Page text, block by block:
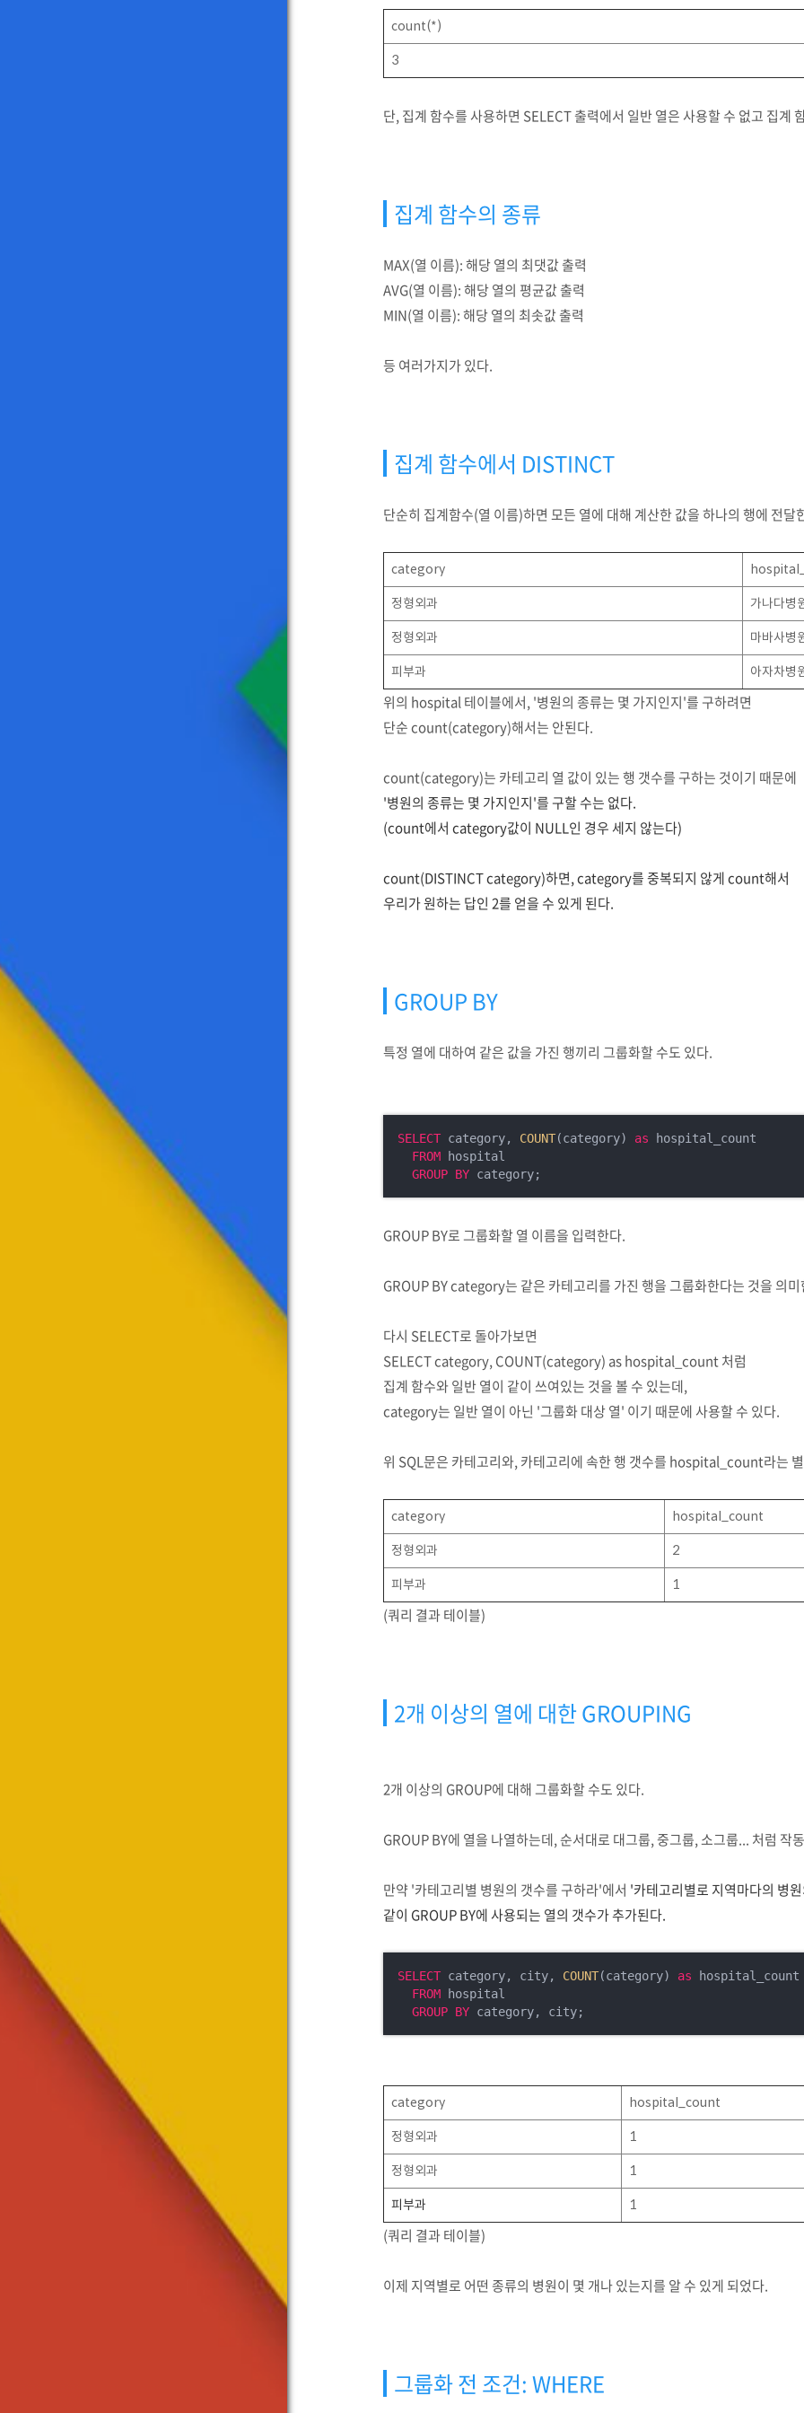
count(*)
3
단, 집계 함수를 사용하면 SELECT 출력에서 일반 열은 사용할 수 없고 집계
집계 함수의 종류
MAX(열 이름): 해당 열의 최댓값 출력
AVG(열 이름): 해당 열의 평균값 출력
MIN(열 이름): 해당 열의 최솟값 출력
등 여러가지가 있다.
집계 함수에서 DISTINCT
단순히 집계함수(열 이름)하면 모든 열에 대해 계산한 값을 하나의 행에 전달
category
정형외과 가나다병
정형외과 마바사병
피부과 아자차병
위의 hospital 테이블에서, '병원의 종류는 몇 가지인지'를 구하려면
단순 count(category)해서는 안된다.
count(category)는 카테고리 열 값이 있는 행 갯수를 구하는 것이기 때문에
'병원의 종류는 몇 가지인지'를 구할 수는 없다.
(count에서 category값이 NULL인 경우 세지 않는다)
count(DISTINCT category)하면, category를 중복되지 않게 count해서
우리가 원하는 답인 2를 얻을 수 있게 된다.
GROUP BY
특정 열에 대하여 같은 값을 가진 행끼리 그룹화할 수도 있다.
SELECT category, COUNT(category) as hospital_count
FROM hospital
GROUP BY category;
GROUP BY로 그룹화할 열 이름을 입력한다.
GROUP BY category는 같은 카테고리를 가진 행을 그룹화한다는 것을 의미
다시 SELECT로 돌아가보면
SELECT category, COUNT(category) as hospital_count 처럼
집계 함수와 일반 열이 같이 쓰여있는 것을 볼 수 있는데,
category는 일반 열이 아닌 '그룹화 대상 열' 이기 때문에 사용할 수 있다.
위 SQL문은 카테고리와, 카테고리에 속한 행 갯수를 hospital_count라는
category hospital_count
정형외과 2
피부과 1
(쿼리 결과 테이블)
2개 이상의 열에 대한 GROUPING
2개 이상의 GROUP에 대해 그룹화할 수도 있다.
GROUP BY에 열을 나열하는데, 순서대로 대그룹, 중그룹, 소그룹... 처럼 작
만약 '카테고리별 병원의 갯수를 구하라'에서 '카테고리별로 지역마다의 병
같이 GROUP BY에 사용되는 열의 갯수가 추가된다.
SELECT category, city, COUNT(category) as hospital_count
FROM hospital
GROUP BY category, city;
category hospital_count
정형외과 1
정형외과 1
피부과 1
(쿼리 결과 테이블)
이제 지역별로 어떤 종류의 병원이 몇 개나 있는지를 알 수 있게 되었다.
그룹화 전 조건: WHERE